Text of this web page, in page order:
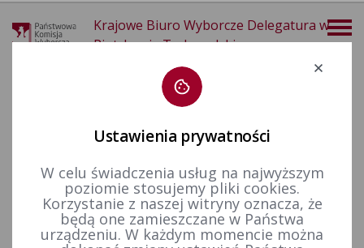
Krajowe Biuro Wyborcze Delegatura w
Piotrkowie Trybunalskim
Sprawozdanie finansowe
Ustawienia prywatności
W celu świadczenia usług na najwyższym
poziomie stosujemy pliki cookies.
Korzystanie z naszej witryny oznacza, że
będą one zamieszczane w Państwa
urządzeniu. W każdym momencie można